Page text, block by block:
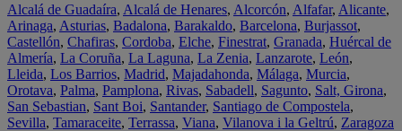
Alcalá de Guadaíra, Alcalá de Henares, Alcorcón, Alfafar, Alicante,
Arinaga, Asturias, Badalona, Barakaldo, Barcelona, Burjassot,
Castellón, Chafiras, Cordoba, Elche, Finestrat, Granada, Huércal de
Almería, La Coruña, La Laguna, La Zenia, Lanzarote, León,
Lleida, Los Barrios, Madrid, Majadahonda, Málaga, Murcia,
Orotava, Palma, Pamplona, Rivas, Sabadell, Sagunto, Salt, Girona,
San Sebastian, Sant Boi, Santander, Santiago de Compostela,
Sevilla, Tamaraceite, Terrassa, Viana, Vilanova i la Geltrú, Zaragoza